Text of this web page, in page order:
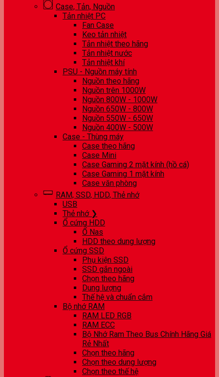
Case, Tản, Nguồn
Tản nhiệt PC
Fan Case
Keo tản nhiệt
Tản nhiệt theo hãng
Tản nhiệt nước
Tản nhiệt khí
PSU - Nguồn máy tính
Nguồn theo hãng
Nguồn trên 1000W
Nguồn 800W - 1000W
Nguồn 650W - 800W
Nguồn 550W - 650W
Nguồn 400W - 500W
Case - Thùng máy
Case theo hãng
Case Mini
Case Gaming 2 mặt kính (hồ cá)
Case Gaming 1 mặt kính
Case văn phòng
RAM, SSD, HDD, Thẻ nhớ
USB
Thẻ nhớ ❯
Ổ cứng HDD
Ổ Nas
HDD theo dung lượng
Ổ cứng SSD
Phụ kiện SSD
SSD gắn ngoài
Chọn theo hãng
Dung lượng
Thế hệ và chuẩn cắm
Bộ nhớ RAM
RAM LED RGB
RAM ECC
Bộ Nhớ Ram Theo Bus Chính Hãng Giá
Rẻ Nhất
Chọn theo hãng
Chọn theo dung lượng
Chọn theo thế hệ